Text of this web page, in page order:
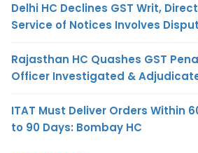
Delhi HC Declines GST Writ,
Service of Notices Involves
Rajasthan HC Quashes GST
Officer Investigated &
ITAT Must Deliver Orders Within
to 90 Days: Bombay HC